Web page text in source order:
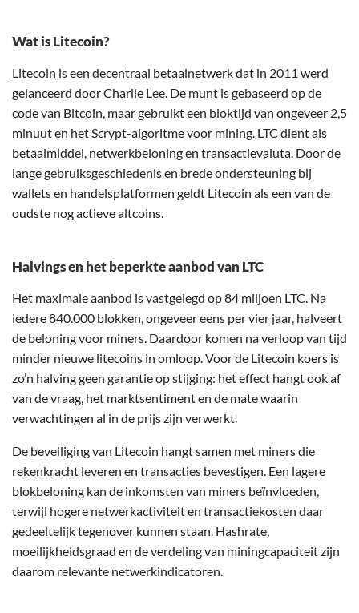
Wat is Litecoin?
Litecoin is een decentraal betaalnetwerk dat in 2011 werd
gelanceerd door Charlie Lee. De munt is gebaseerd op de
code van Bitcoin, maar gebruikt een bloktijd van ongeveer 2,5
minuut en het Scrypt-algoritme voor mining. LTC dient als
betaalmiddel, netwerkbeloning en transactievaluta. Door de
lange gebruiksgeschiedenis en brede ondersteuning bij
wallets en handelsplatformen geldt Litecoin als een van de
oudste nog actieve altcoins.
Halvings en het beperkte aanbod van LTC
Het maximale aanbod is vastgelegd op 84 miljoen LTC. Na
iedere 840.000 blokken, ongeveer eens per vier jaar, halveert
de beloning voor miners. Daardoor komen na verloop van tijd
minder nieuwe litecoins in omloop. Voor de Litecoin koers is
zo’n halving geen garantie op stijging: het effect hangt ook af
van de vraag, het marktsentiment en de mate waarin
verwachtingen al in de prijs zijn verwerkt.
De beveiliging van Litecoin hangt samen met miners die
rekenkracht leveren en transacties bevestigen. Een lagere
blokbeloning kan de inkomsten van miners beïnvloeden,
terwijl hogere netwerkactiviteit en transactiekosten daar
gedeeltelijk tegenover kunnen staan. Hashrate,
moeilijkheidsgraad en de verdeling van miningcapaciteit zijn
daarom relevante netwerkindicatoren.